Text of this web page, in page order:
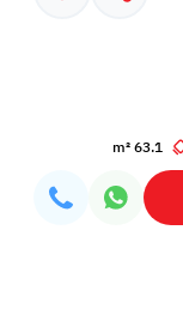
63.1 m²